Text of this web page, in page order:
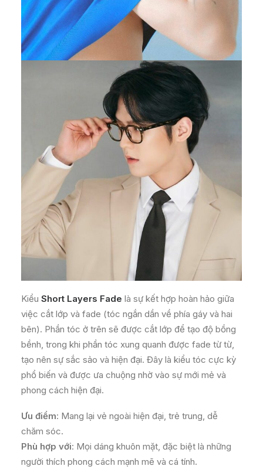
Kiểu Short Layers Fade là sự kết hợp hoàn hảo giữa
việc cắt lớp và fade (tóc ngắn dần về phía gáy và hai
bên). Phần tóc ở trên sẽ được cắt lớp để tạo độ bồng
bềnh, trong khi phần tóc xung quanh được fade từ từ,
tạo nên sự sắc sảo và hiện đại. Đây là kiểu tóc cực kỳ
phổ biến và được ưa chuộng nhờ vào sự mới mẻ và
phong cách hiện đại.
Ưu điểm: Mang lại vẻ ngoài hiện đại, trẻ trung, dễ
chăm sóc.
Phù hợp với: Mọi dáng khuôn mặt, đặc biệt là những
người thích phong cách mạnh mẽ và cá tính.